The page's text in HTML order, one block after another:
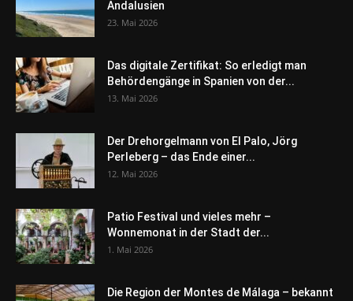
Andalusien
23. Mai 2026
Das digitale Zertifikat: So erledigt man
Behördengänge in Spanien von der...
13. Mai 2026
Der Drehorgelmann von El Palo, Jörg
Perleberg – das Ende einer...
12. Mai 2026
Patio Festival und vieles mehr –
Wonnemonat in der Stadt der...
1. Mai 2026
Die Region der Montes de Málaga – bekannt